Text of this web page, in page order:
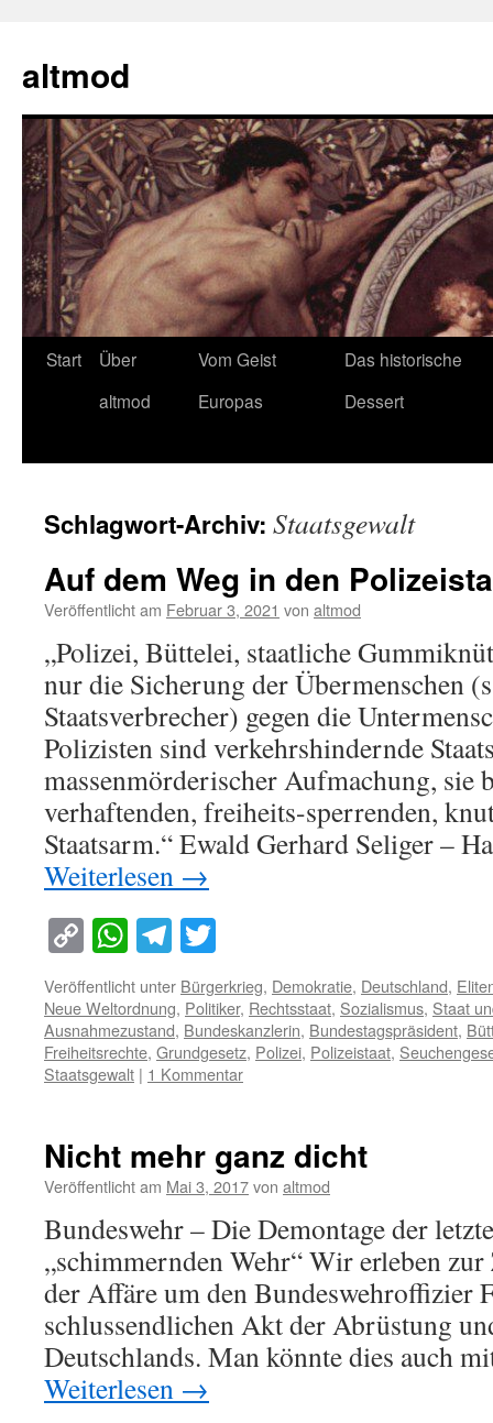
springen
altmod
Start
Über
altmod
Vom Geist
Europas
Das historische
Dessert
Schlagwort-Archiv: Staatsgewalt
Auf dem Weg in den
Veröffentlicht am Februar 3, 2021 von altmod
„Polizei, Büttelei, staatliche
nur die Sicherung der Übermenschen
Staatsverbrecher) gegen die
Polizisten sind verkehrshindernde
massenmörderischer Aufmachung, sie
verhaftenden, freiheits-sperrenden,
Staatsarm.“ Ewald Gerhard Seliger –
Weiterlesen →
Copy
Link
WhatsApp
Telegram
Veröffentlicht unter Bürgerkrieg, Demokratie, Deutschland,
Neue Weltordnung, Politiker, Rechtsstaat, Sozialismus, Staat
Ausnahmezustand, Bundeskanzlerin, Bundestagspräsident,
Freiheitsrechte, Grundgesetz, Polizei, Polizeistaat,
Staatsgewalt | 1 Kommentar
Nicht mehr ganz dicht
Veröffentlicht am Mai 3, 2017von altmod
Bundeswehr – Die Demontage der
„schimmernden Wehr“ Wir erleben
der Affäre um den Bundeswehroffizier
schlussendlichen Akt der Abrüstung
Deutschlands. Man könnte dies auch
Weiterlesen →